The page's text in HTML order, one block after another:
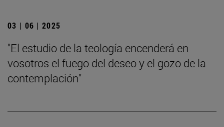
03 | 06 | 2025
"El estudio de la teología encenderá en
vosotros el fuego del deseo y el gozo de la
contemplación"